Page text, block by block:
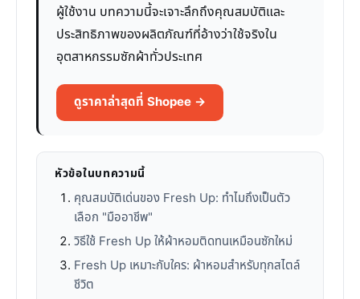
ผู้ใช้งาน บทความนี้จะเจาะลึกถึงคุณสมบัติและ
ประสิทธิภาพของผลิตภัณฑ์ที่อ้างว่าใช้จริงใน
อุตสาหกรรมซักผ้าทั่วประเทศ
ดูราคาล่าสุดที่ Shopee →
หัวข้อในบทความนี้
คุณสมบัติเด่นของ Fresh Up: ทำไมถึงเป็นตัว
เลือก "มืออาชีพ"
วิธีใช้ Fresh Up ให้ผ้าหอมติดทนเหมือนซักใหม่
Fresh Up เหมาะกับใคร: ผ้าหอมสำหรับทุกสไตล์
ชีวิต